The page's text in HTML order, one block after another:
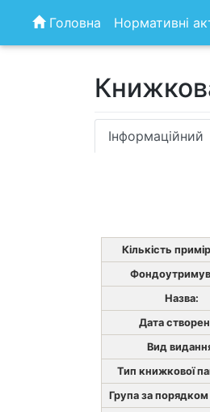
content
Головна Нормативні
Інформаційний
Кількість
Назва:
Дата
Вид
Тип книжкової
Група за порядком